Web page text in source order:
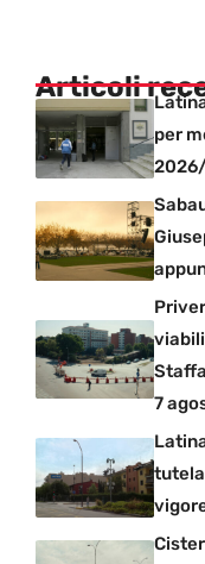
Articoli
per
7